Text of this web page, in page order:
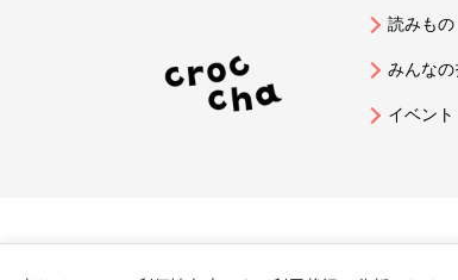
読みもの
みんな
イベント